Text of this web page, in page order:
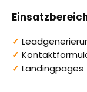
✓
✓
✓ Landingpages